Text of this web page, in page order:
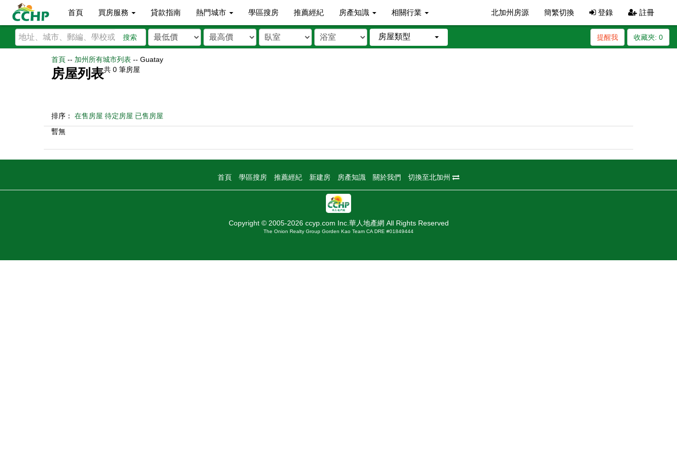
首頁 買房服務 貸款指南 熱門城市 學區搜房 推薦經紀 房產知識 相關行業 北加州房源 簡繁切換 登錄 註冊
搜索 房屋類型 收藏夾: 0
提醒我
首頁 -- 加州所有城市列表 -- Guatay
房屋列表共 0 筆房屋
排序： 在售房屋 待定房屋 已售房屋
暫無
首頁 學區搜房 推薦經紀 新建房 房產知識 關於我們 切換至北加州
Copyright © 2005-2026 ccyp.com Inc.華人地產網 All Rights Reserved
The Onion Realty Group Gorden Kao Team CA DRE #01849444